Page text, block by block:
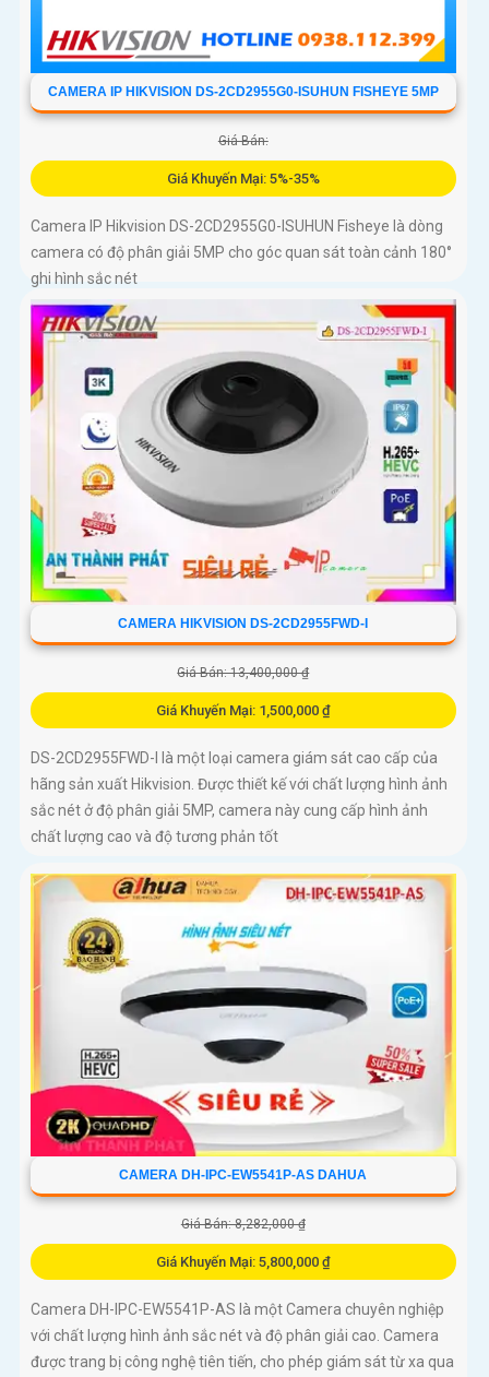
CAMERA IP HIKVISION DS-2CD2955G0-ISUHUN FISHEYE 5MP
Giá Bán:
Giá Khuyến Mại: 5%-35%
Camera IP Hikvision DS-2CD2955G0-ISUHUN Fisheye là dòng
camera có độ phân giải 5MP cho góc quan sát toàn cảnh 180°
ghi hình sắc nét
CAMERA HIKVISION DS-2CD2955FWD-I
Giá Bán: 13,400,000 ₫
Giá Khuyến Mại: 1,500,000 ₫
DS-2CD2955FWD-I là một loại camera giám sát cao cấp của
hãng sản xuất Hikvision. Được thiết kế với chất lượng hình ảnh
sắc nét ở độ phân giải 5MP, camera này cung cấp hình ảnh
chất lượng cao và độ tương phản tốt
CAMERA DH-IPC-EW5541P-AS DAHUA
Giá Bán: 8,282,000 ₫
Giá Khuyến Mại: 5,800,000 ₫
Camera DH-IPC-EW5541P-AS là một Camera chuyên nghiệp
với chất lượng hình ảnh sắc nét và độ phân giải cao. Camera
được trang bị công nghệ tiên tiến, cho phép giám sát từ xa qua